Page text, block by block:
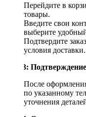
Перейдите в
товары.
Введите свои
выберите
Подтвердите
условия доставки.
Шаг 3: Подтверждение
После
по указанному
уточнения